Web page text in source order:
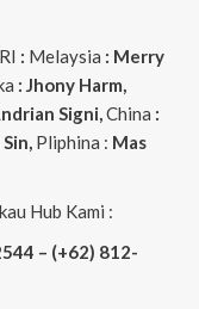
: Melaysia : Merry
: Jhony Harm,
Signi,China :
Pliphina : Mas
Hub Kami :
– (+62) 812-